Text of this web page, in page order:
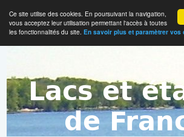
Ce site utilise des cookies. En poursuivant la navigation,
vous acceptez leur utilisation permettant l'accès à toutes
les fonctionnalités du site. En savoir plus et paramètrer vos
Lacs et
de